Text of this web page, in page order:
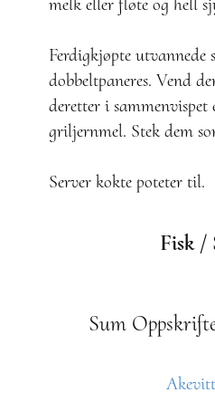
melk eller fløte og hell
Ferdigkjøpte utvannede
dobbeltpaneres. Vend
deretter i
griljernmel. Stek dem
Server kokte poteter til.
Fisk /
Sum